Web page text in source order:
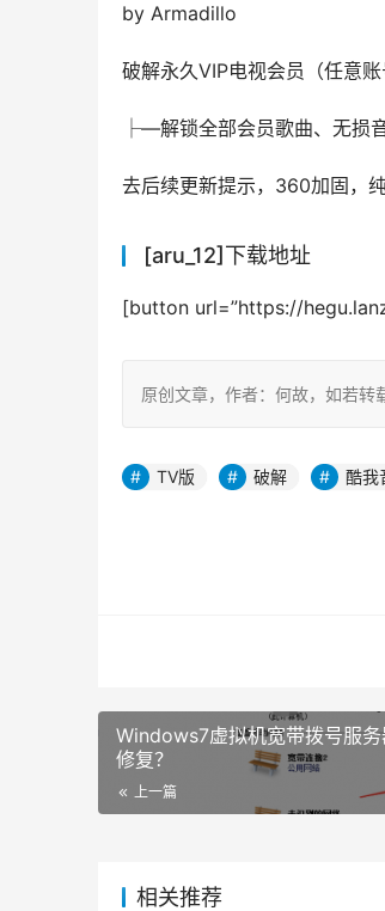
by Armadillo
破解永久VIP电视会员（任意账
├—解锁全部会员歌曲、无损
去后续更新提示，360加固，
[aru_12]下载地址
[button url=”https://
原创文章，作者：何故，如若
TV版 破解 酷我
Windows7虚拟机宽带拨号服
修复？
上一篇
相关推荐